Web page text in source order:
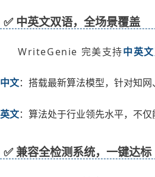
✅ 中英文双语，全场景覆盖
WriteGenie 完美支持中英
中文：搭载最新算法模型，针对知
英文：算法处于行业领先水平，不
✅ 兼容全检测系统，一键达标